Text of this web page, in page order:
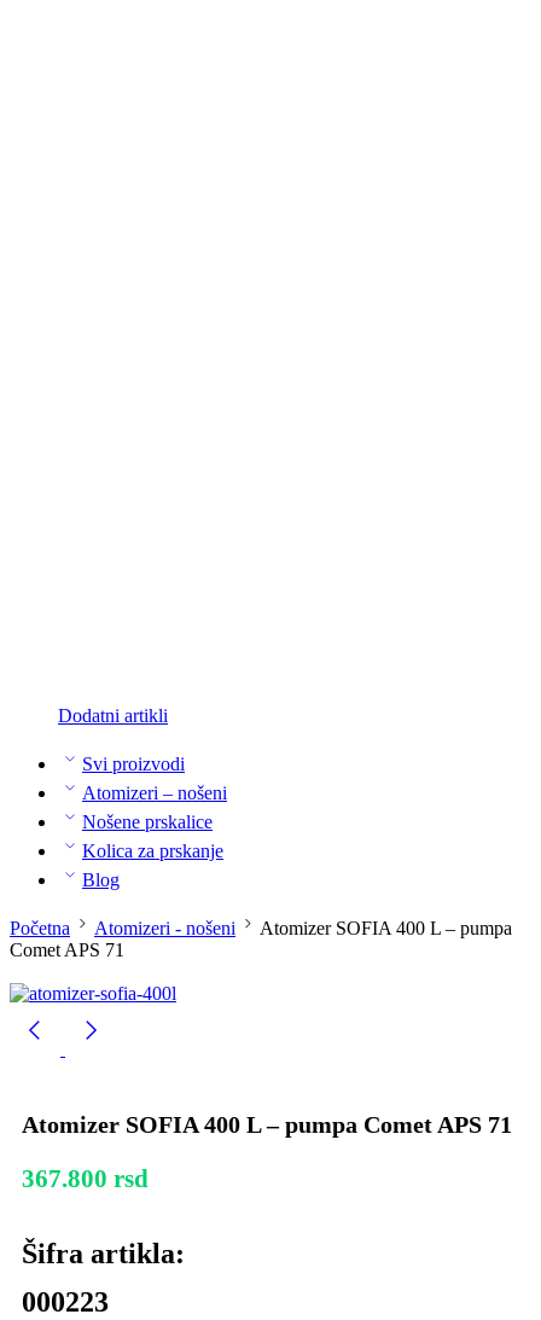
Dodatni artikli
Svi proizvodi
Atomizeri – nošeni
Nošene prskalice
Kolica za prskanje
Blog
Početna Atomizeri - nošeni
Atomizer SOFIA 400 L – pumpa
Comet APS 71
Atomizer SOFIA 400 L – pumpa Comet APS 71
367.800 rsd
Šifra artikla:
000223